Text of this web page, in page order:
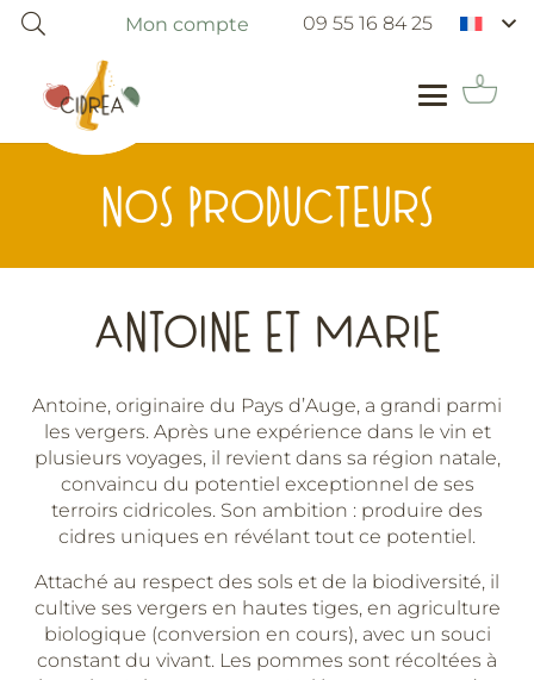
Mon compte 09 55 16 84 25
NOS PRODUCTEURS
ANTOINE ET MARIE
Antoine, originaire du Pays d’Auge, a grandi parmi
les vergers. Après une expérience dans le vin et
plusieurs voyages, il revient dans sa région natale,
convaincu du potentiel exceptionnel de ses
terroirs cidricoles. Son ambition : produire des
cidres uniques en révélant tout ce potentiel.
Attaché au respect des sols et de la biodiversité, il
cultive ses vergers en hautes tiges, en agriculture
biologique (conversion en cours), avec un souci
constant du vivant. Les pommes sont récoltées à